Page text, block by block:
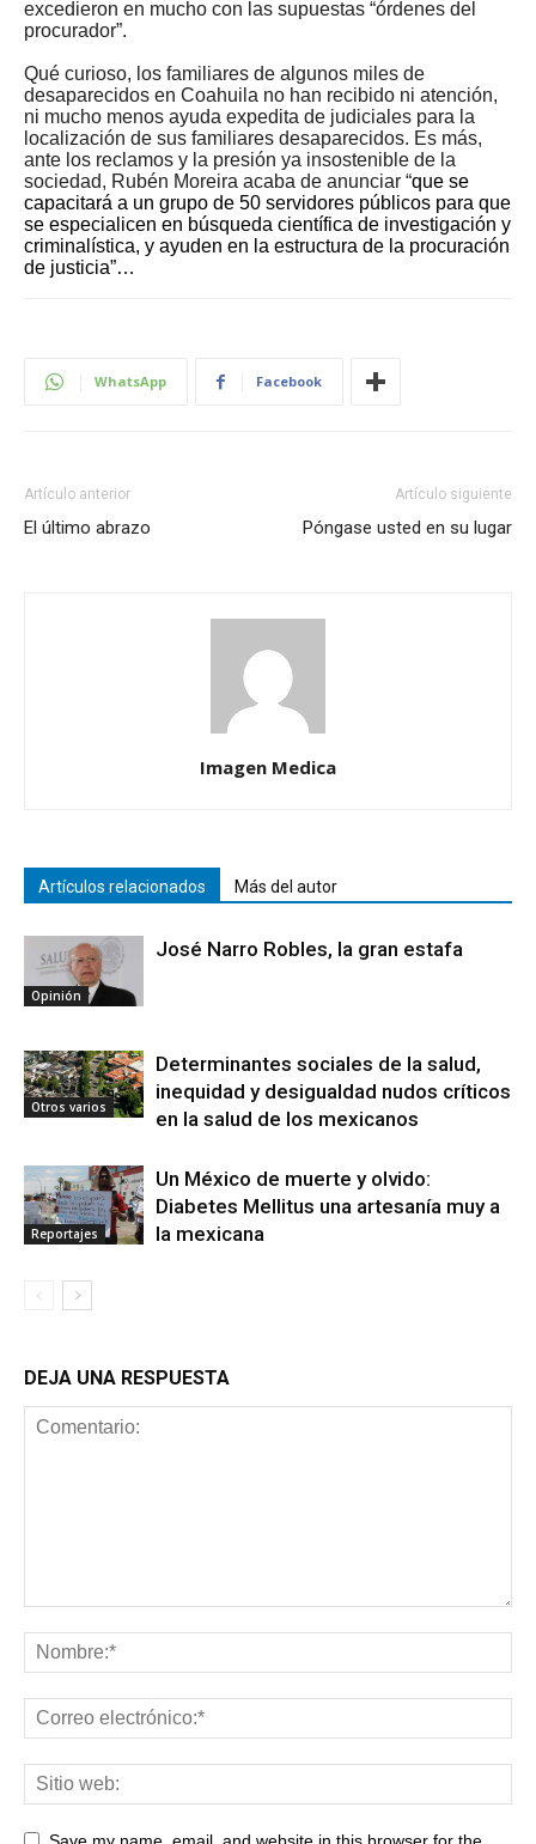
excedieron en mucho con las supuestas “órdenes del
procurador”.
Qué curioso, los familiares de algunos miles de
desaparecidos en Coahuila no han recibido ni atención,
ni mucho menos ayuda expedita de judiciales para la
localización de sus familiares desaparecidos. Es más,
ante los reclamos y la presión ya insostenible de la
sociedad, Rubén Moreira acaba de anunciar “que se
capacitará a un grupo de 50 servidores públicos para que
se especialicen en búsqueda científica de investigación y
criminalística, y ayuden en la estructura de la procuración
de justicia”…
WhatsApp Facebook
Artículo anterior
El último abrazo
Artículo siguiente
Póngase usted en su lugar
Imagen Medica
Artículos relacionados Más del autor
Opinión
José Narro Robles, la gran estafa
Otros varios
Determinantes sociales de la salud,
inequidad y desigualdad nudos críticos
en la salud de los mexicanos
Reportajes
Un México de muerte y olvido:
Diabetes Mellitus una artesanía muy a
la mexicana
DEJA UNA RESPUESTA